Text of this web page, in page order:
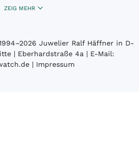
ZEIG MEHR
Juwelier Ralf Häffner in D-
| Eberhardstraße 4a | E-Mail:
|Impressum